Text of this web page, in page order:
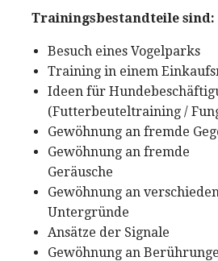
Trainingsbestandteile sind:
Besuch eines Vogelparks
Training in einem
Ideen für
(Futterbeuteltraining /
Gewöhnung an fremde
Gewöhnung an fremde
Gewöhnung an
Ansätze der Signale
Gewöhnung an